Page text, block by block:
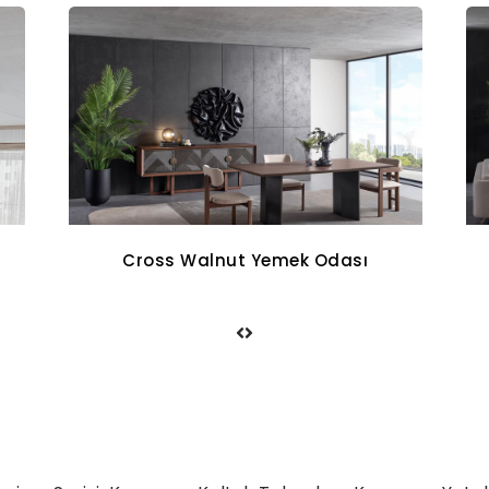
Aqua Koltuk Takımı